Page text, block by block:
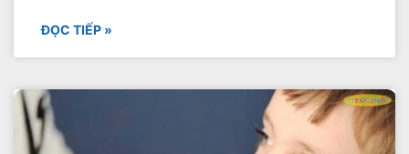
ĐỌC TIẾP »